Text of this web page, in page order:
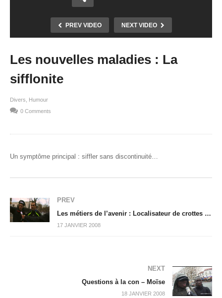
PREV VIDEO NEXT VIDEO
Les nouvelles maladies : La
sifflonite
Divers
Humour
0 Comments
Un symptôme principal : siffler sans discontinuité…
PREV
Les métiers de l’avenir : Localisateur de crottes de chiens
17 JANVIER 2008
NEXT
Questions à la con – Moïse
18 JANVIER 2008